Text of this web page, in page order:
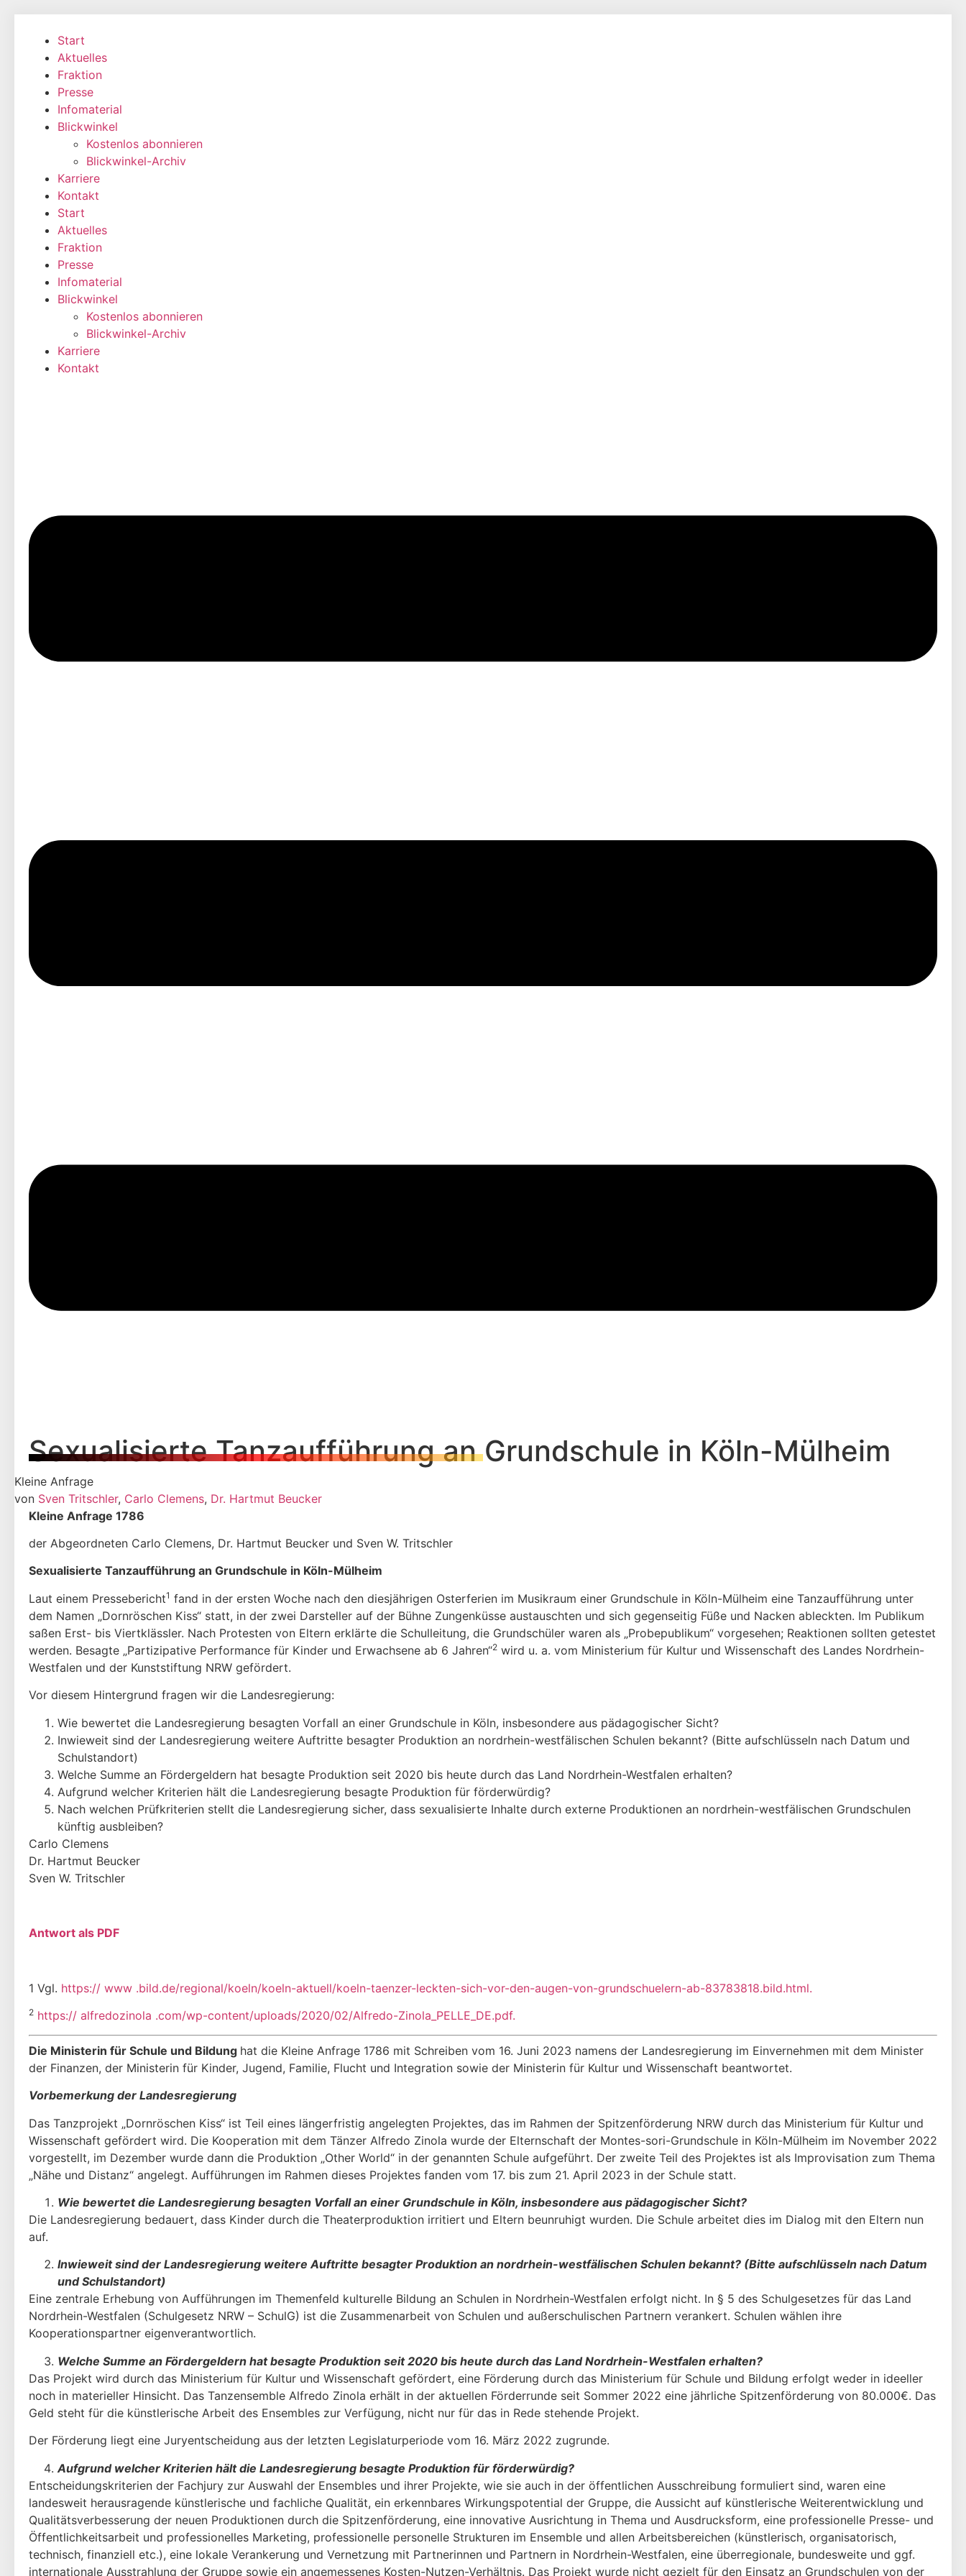
wechseln
Start
Aktuelles
Fraktion
Presse
Infomaterial
Blickwinkel
Kostenlos abonnieren
Blickwinkel-Archiv
Karriere
Kontakt
Start
Aktuelles
Fraktion
Presse
Infomaterial
Blickwinkel
Kostenlos abonnieren
Blickwinkel-Archiv
Karriere
Kontakt
Sexualisierte Tanzaufführung an Grundschule in Köln-Mülheim
Kleine Anfrage
von Sven Tritschler, Carlo Clemens, Dr. Hartmut Beucker
Kleine Anfrage 1786
der Abgeordneten Carlo Clemens, Dr. Hartmut Beucker und Sven W. Tritschler
Sexualisierte Tanzaufführung an Grundschule in Köln-Mülheim
Laut einem Pressebericht1 fand in der ersten Woche nach den diesjährigen Osterferien im Musikraum einer Grundschule in Köln-Mülheim eine Tanzaufführung unter
dem Namen „Dornröschen Kiss“ statt, in der zwei Darsteller auf der Bühne Zungenküsse austauschten und sich gegenseitig Füße und Nacken ableckten. Im Publikum
saßen Erst- bis Viertklässler. Nach Protesten von Eltern erklärte die Schulleitung, die Grundschüler waren als „Probepublikum“ vorgesehen; Reaktionen sollten getestet
werden. Besagte „Partizipative Performance für Kinder und Erwachsene ab 6 Jahren“2 wird u. a. vom Ministerium für Kultur und Wissenschaft des Landes Nordrhein-
Westfalen und der Kunststiftung NRW gefördert.
Vor diesem Hintergrund fragen wir die Landesregierung:
Wie bewertet die Landesregierung besagten Vorfall an einer Grundschule in Köln, insbesondere aus pädagogischer Sicht?
Inwieweit sind der Landesregierung weitere Auftritte besagter Produktion an nordrhein-westfälischen Schulen bekannt? (Bitte aufschlüsseln nach Datum und
Schulstandort)
Welche Summe an Fördergeldern hat besagte Produktion seit 2020 bis heute durch das Land Nordrhein-Westfalen erhalten?
Aufgrund welcher Kriterien hält die Landesregierung besagte Produktion für förderwürdig?
Nach welchen Prüfkriterien stellt die Landesregierung sicher, dass sexualisierte Inhalte durch externe Produktionen an nordrhein-westfälischen Grundschulen
künftig ausbleiben?
Carlo Clemens
Dr. Hartmut Beucker
Sven W. Tritschler
Antwort als PDF
1 Vgl. https:// www .bild.de/regional/koeln/koeln-aktuell/koeln-taenzer-leckten-sich-vor-den-augen-von-grundschuelern-ab-83783818.bild.html.
2 https:// alfredozinola .com/wp-content/uploads/2020/02/Alfredo-Zinola_PELLE_DE.pdf.
Die Ministerin für Schule und Bildung hat die Kleine Anfrage 1786 mit Schreiben vom 16. Juni 2023 namens der Landesregierung im Einvernehmen mit dem Minister
der Finanzen, der Ministerin für Kinder, Jugend, Familie, Flucht und Integration sowie der Ministerin für Kultur und Wissenschaft beantwortet.
Vorbemerkung der Landesregierung
Das Tanzprojekt „Dornröschen Kiss“ ist Teil eines längerfristig angelegten Projektes, das im Rahmen der Spitzenförderung NRW durch das Ministerium für Kultur und
Wissenschaft geför­dert wird. Die Kooperation mit dem Tänzer Alfredo Zinola wurde der Elternschaft der Montes-sori-Grundschule in Köln-Mülheim im November 2022
vorgestellt, im Dezember wurde dann die Produktion „Other World“ in der genannten Schule aufgeführt. Der zweite Teil des Projek­tes ist als Improvisation zum Thema
„Nähe und Distanz“ angelegt. Aufführungen im Rahmen dieses Projektes fanden vom 17. bis zum 21. April 2023 in der Schule statt.
Wie bewertet die Landesregierung besagten Vorfall an einer Grundschule in Köln, insbesondere aus pädagogischer Sicht?
Die Landesregierung bedauert, dass Kinder durch die Theaterproduktion irritiert und Eltern beunruhigt wurden. Die Schule arbeitet dies im Dialog mit den Eltern nun
auf.
Inwieweit sind der Landesregierung weitere Auftritte besagter Produktion an nord­rhein-westfälischen Schulen bekannt? (Bitte aufschlüsseln nach Datum
und Schulstandort)
Eine zentrale Erhebung von Aufführungen im Themenfeld kulturelle Bildung an Schulen in Nordrhein-Westfalen erfolgt nicht. In § 5 des Schulgesetzes für das Land
Nordrhein-Westfalen (Schulgesetz NRW – SchulG) ist die Zusammenarbeit von Schulen und außerschulischen Part­nern verankert. Schulen wählen ihre
Kooperationspartner eigenverantwortlich.
Welche Summe an Fördergeldern hat besagte Produktion seit 2020 bis heute durch das Land Nordrhein-Westfalen erhalten?
Das Projekt wird durch das Ministerium für Kultur und Wissenschaft gefördert, eine Förderung durch das Ministerium für Schule und Bildung erfolgt weder in ideeller
noch in materieller Hin­sicht. Das Tanzensemble Alfredo Zinola erhält in der aktuellen Förderrunde seit Sommer 2022 eine jährliche Spitzenförderung von 80.000€. Das
Geld steht für die künstlerische Arbeit des Ensembles zur Verfügung, nicht nur für das in Rede stehende Projekt.
Der Förderung liegt eine Juryentscheidung aus der letzten Legislaturperiode vom 16. März 2022 zugrunde.
Aufgrund welcher Kriterien hält die Landesregierung besagte Produktion für för­derwürdig?
Entscheidungskriterien der Fachjury zur Auswahl der Ensembles und ihrer Projekte, wie sie auch in der öffentlichen Ausschreibung formuliert sind, waren eine
landesweit herausragende künstlerische und fachliche Qualität, ein erkennbares Wirkungspotential der Gruppe, die Aus­sicht auf künstlerische Weiterentwicklung und
Qualitätsverbesserung der neuen Produktionen durch die Spitzenförderung, eine innovative Ausrichtung in Thema und Ausdrucksform, eine professionelle Presse- und
Öffentlichkeitsarbeit und professionelles Marketing, professionelle personelle Strukturen im Ensemble und allen Arbeitsbereichen (künstlerisch, organisatorisch,
technisch, finanziell etc.), eine lokale Verankerung und Vernetzung mit Partnerinnen und Part­nern in Nordrhein-Westfalen, eine überregionale, bundesweite und ggf.
internationale Aus­strahlung der Gruppe sowie ein angemessenes Kosten-Nutzen-Verhältnis. Das Projekt wurde nicht gezielt für den Einsatz an Grundschulen von der